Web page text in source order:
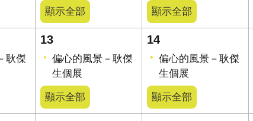
顯示全部 顯示全部
耿傑
13
偏心的風景－耿傑
生個展
顯示全部
14
偏心的風景－耿傑
生個展
顯示全部